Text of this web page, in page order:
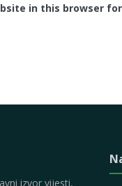
in this browser
izvor vijesti,